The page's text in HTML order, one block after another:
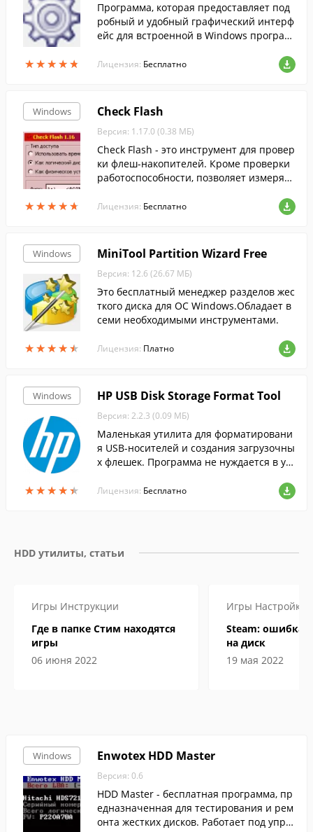
★★★★★
★★★★★
Программа, которая предоставляет под
робный и удобный графический интерф
ейс для встроенной в Windows програм
Лицензия: Бесплатно
Windows
★★★★★
★★★★★
Check Flash
Версия: 1.17.0 (0.38 МБ)
Check Flash - это инструмент для провер
ки флеш-накопителей. Кроме проверки
работоспособности, позволяет измерять
редактировать информацию о разделах,
сохранять и восстанавливать полные об
ного загрузчика, проводить полное стир
ание содержимого.
Лицензия: Бесплатно
Windows
★★★★★
★★★★★
MiniTool Partition Wizard Free
Версия: 12.6 (26.67 МБ)
Это бесплатный менеджер разделов жес
ткого диска для ОС Windows.Обладает в
семи необходимыми инструментами.
Лицензия: Платно
Windows
★★★★★
★★★★★
HP USB Disk Storage Format Tool
Версия: 2.2.3 (0.09 МБ)
Маленькая утилита для форматировани
я USB-носителей и создания загрузочны
х флешек. Программа не нуждается в уст
ль, который нужно отформатировать....
Лицензия: Бесплатно
HDD утилиты, статьи
Игры Инструкции
Где в папке Стим находятся
игры
06 июня 2022
Игры Настройка
Steam: ошибка
на диск
19 мая 2022
Windows Enwotex HDD Master
Версия: 0.6
HDD Master - бесплатная программа, пр
едназначенная для тестирования и рем
онта жестких дисков. Работает под упра